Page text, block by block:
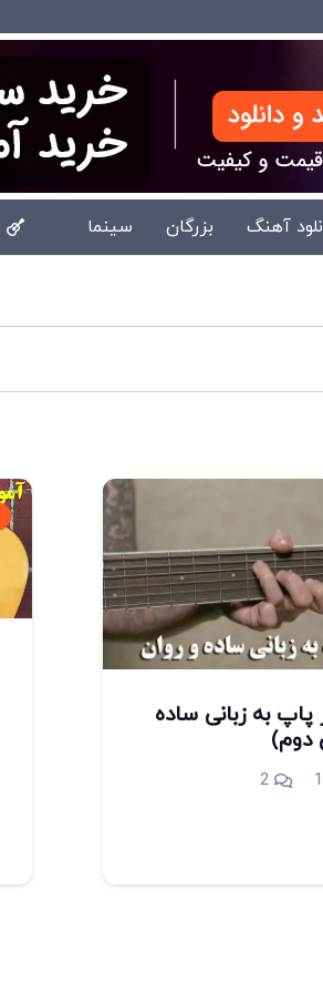
آهنگ بزرگان سینما
به زبانی ساده
دوم)
2دیدگاه